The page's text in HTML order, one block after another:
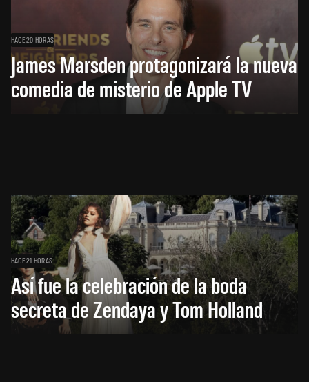
HACE 20 HORAS
James Marsden protagonizará la nueva
comedia de misterio de Apple TV
HACE 21 HORAS
Así fue la celebración de la boda
secreta de Zendaya y Tom Holland